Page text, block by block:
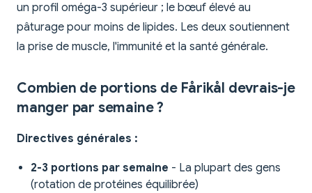
un profil oméga-3 supérieur ; le bœuf élevé au
pâturage pour moins de lipides. Les deux soutiennent
la prise de muscle, l'immunité et la santé générale.
Combien de portions de Fårikål devrais-je
manger par semaine ?
Directives générales :
2-3 portions par semaine - La plupart des gens
(rotation de protéines équilibrée)